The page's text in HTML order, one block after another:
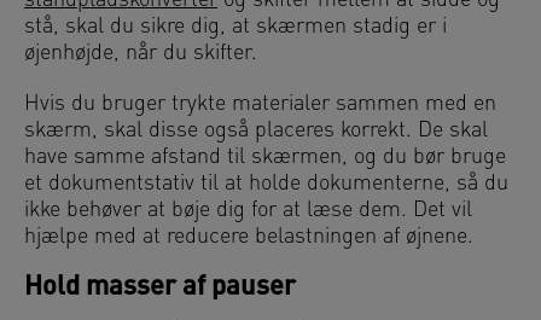
stå, skal du sikre dig, at skærmen stadig er i
øjenhøjde, når du skifter.
Hvis du bruger trykte materialer sammen med en
skærm, skal disse også placeres korrekt. De skal
have samme afstand til skærmen, og du bør bruge
et dokumentstativ til at holde dokumenterne, så du
ikke behøver at bøje dig for at læse dem. Det vil
hjælpe med at reducere belastningen af øjnene.
Hold masser af pauser